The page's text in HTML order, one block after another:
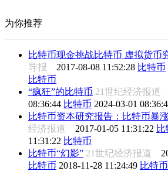
为你推荐
比特币现金挑战比特币 虚拟货币
导报 2017-08-08 11:52:28 比特币
比特币
“疯狂”的比特币 21世纪经济报道
08:36:44 比特币 2024-03-01
比特币资本研究报告：比特币暴
经济报道 2017-01-05 11:31:22 比
11:31:22 比特币
比特币“幻影” 21世纪经济报道
比特币 2018-11-28 11:24:49 比特币